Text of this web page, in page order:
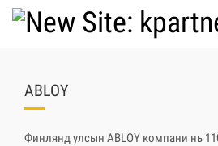
ABLOY
Финлянд улсын ABLOY компани нь